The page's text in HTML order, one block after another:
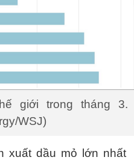
giới trong tháng 3.
WSJ)
xuất dầu mỏ lớn nhất